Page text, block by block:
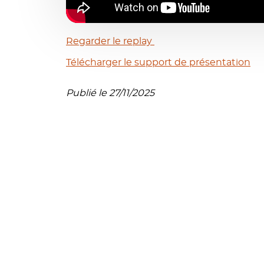
Regarder le replay
Télécharger le support de présentation
Publié le 27/11/2025